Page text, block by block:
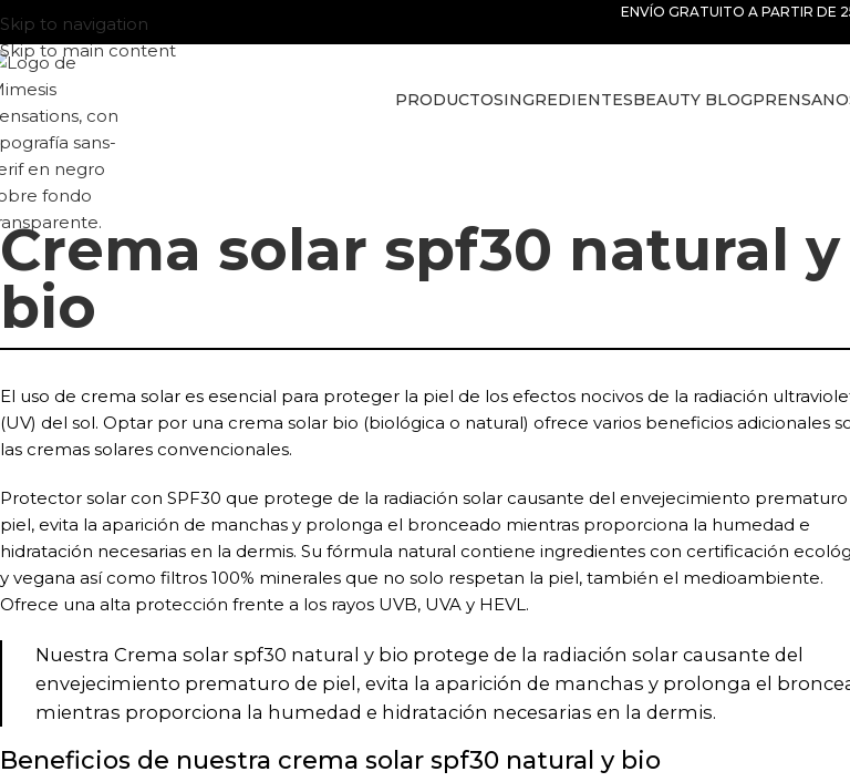
Skip to navigation
Skip to main content
ENVÍO GRATUITO A PARTIR DE
PRODUCTOSINGREDIENTESBEAUTY BLOGPRENSA
Crema solar spf30 natural y
bio
El uso de crema solar es esencial para proteger la piel de los efectos nocivos de la radiación
(UV) del sol. Optar por una crema solar bio (biológica o natural) ofrece varios beneficios adicionales
las cremas solares convencionales.
Protector solar con SPF30 que protege de la radiación solar causante del envejecimiento
piel, evita la aparición de manchas y prolonga el bronceado mientras proporciona la humedad e
hidratación necesarias en la dermis. Su fórmula natural contiene ingredientes con certificación
y vegana así como filtros 100% minerales que no solo respetan la piel, también el medioambiente.
Ofrece una alta protección frente a los rayos UVB, UVA y HEVL.
Nuestra Crema solar spf30 natural y bio protege de la radiación solar causante del
envejecimiento prematuro de piel, evita la aparición de manchas y prolonga el
mientras proporciona la humedad e hidratación necesarias en la dermis.
Beneficios de nuestra crema solar spf30 natural y bio